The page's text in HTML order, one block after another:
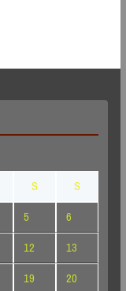
S
S
5
6
12
13
19
20